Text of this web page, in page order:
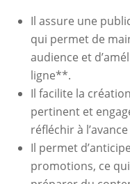
Il assure une
qui permet de
audience et
ligne**.
Il facilite la
pertinent et
réfléchir à
Il permet
promotions, ce